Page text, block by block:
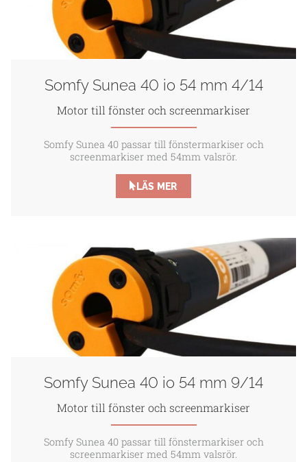
Somfy Sunea 40 io 54 mm 4/14
Motor till fönster och screenmarkiser
Somfy Sunea 40 passar till fönstermarkiser och
screenmarkiser med 54mm valsrör.
LÄS MER
Somfy Sunea 40 io 54 mm 9/14
Motor till fönster och screenmarkiser
Somfy Sunea 40 passar till fönstermarkiser och
screenmarkiser med 54mm valsrör.